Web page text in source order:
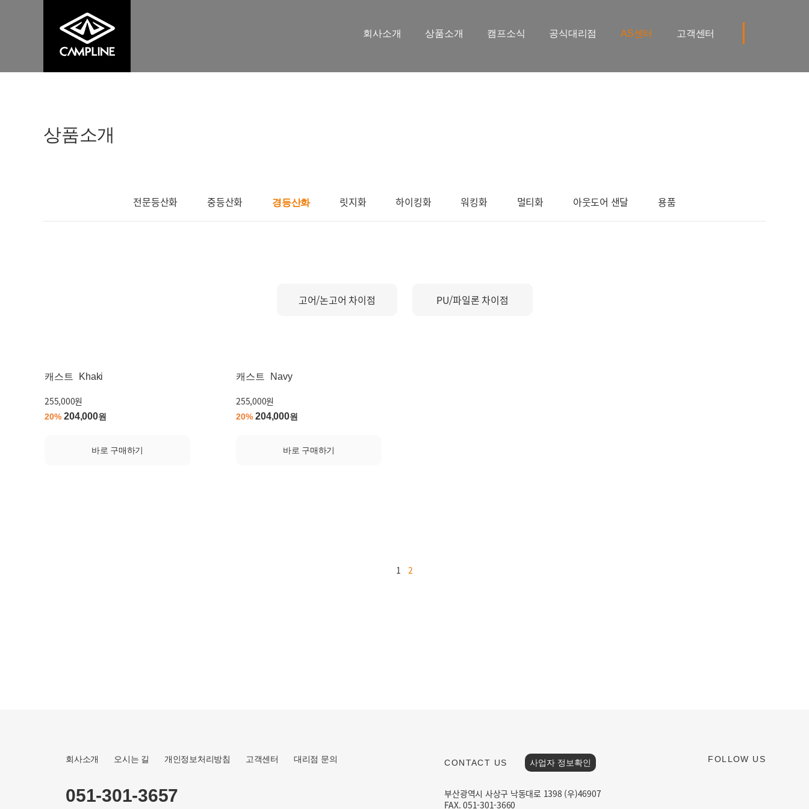
회사소개 상품소개 캠프소식 공식대리점 AS센터 고객센터
상품소개
전문등산화 중등산화 경등산화 릿지화 하이킹화 워킹화 멀티화 아웃도어 샌달 용품
고어/논고어 차이점 PU/파일론 차이점
캐스트 Khaki
255,000원
20% 204,000원
바로 구매하기
캐스트 Navy
255,000원
20% 204,000원
바로 구매하기
1 2
회사소개 오시는 길 개인정보처리방침 고객센터 대리점 문의
051-301-3657
CONTACT US 사업자 정보확인
부산광역시 사상구 낙동대로 1398 (우)46907
FAX. 051-301-3660
FOLLOW US